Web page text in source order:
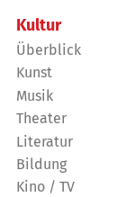
Kultur
Überblick
Kunst
Musik
Theater
Literatur
Bildung
Kino / TV